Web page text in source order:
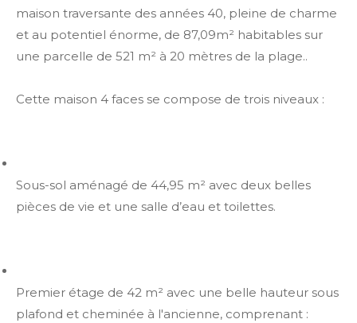
maison traversante des années 40, pleine de charme
et au potentiel énorme, de 87,09m² habitables sur
une parcelle de 521 m² à 20 mètres de la plage..
Cette maison 4 faces se compose de trois niveaux :
Sous-sol aménagé de 44,95 m² avec deux belles
pièces de vie et une salle d’eau et toilettes.
Premier étage de 42 m² avec une belle hauteur sous
plafond et cheminée à l'ancienne, comprenant :